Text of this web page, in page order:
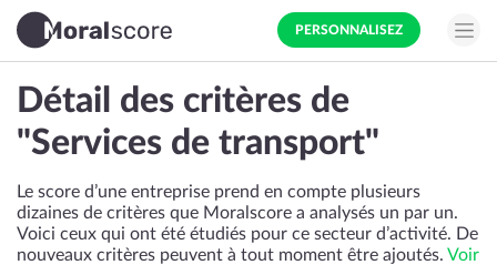
PERSONNALISEZ
Détail des critères de
"Services de transport"
Le score d’une entreprise prend en compte plusieurs
dizaines de critères que Moralscore a analysés un par un.
Voici ceux qui ont été étudiés pour ce secteur d’activité. De
nouveaux critères peuvent à tout moment être ajoutés. Voir